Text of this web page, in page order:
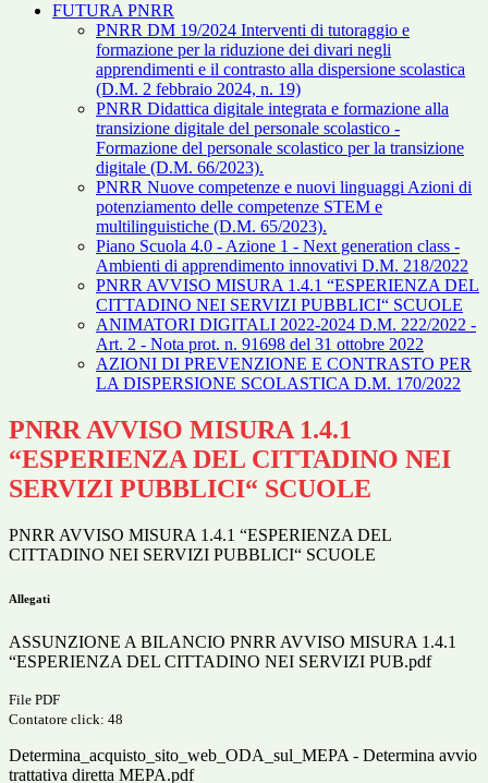
FUTURA PNRR
PNRR DM 19/2024 Interventi di tutoraggio e
formazione per la riduzione dei divari negli
apprendimenti e il contrasto alla dispersione scolastica
(D.M. 2 febbraio 2024, n. 19)
PNRR Didattica digitale integrata e formazione alla
transizione digitale del personale scolastico -
Formazione del personale scolastico per la transizione
digitale (D.M. 66/2023).
PNRR Nuove competenze e nuovi linguaggi Azioni di
potenziamento delle competenze STEM e
multilinguistiche (D.M. 65/2023).
Piano Scuola 4.0 - Azione 1 - Next generation class -
Ambienti di apprendimento innovativi D.M. 218/2022
PNRR AVVISO MISURA 1.4.1 “ESPERIENZA DEL
CITTADINO NEI SERVIZI PUBBLICI“ SCUOLE
ANIMATORI DIGITALI 2022-2024 D.M. 222/2022 -
Art. 2 - Nota prot. n. 91698 del 31 ottobre 2022
AZIONI DI PREVENZIONE E CONTRASTO PER
LA DISPERSIONE SCOLASTICA D.M. 170/2022
PNRR AVVISO MISURA 1.4.1
“ESPERIENZA DEL CITTADINO NEI
SERVIZI PUBBLICI“ SCUOLE
PNRR AVVISO MISURA 1.4.1 “ESPERIENZA DEL
CITTADINO NEI SERVIZI PUBBLICI“ SCUOLE
Allegati
ASSUNZIONE A BILANCIO PNRR AVVISO MISURA 1.4.1
“ESPERIENZA DEL CITTADINO NEI SERVIZI PUB.pdf
File PDF
Contatore click: 48
Determina_acquisto_sito_web_ODA_sul_MEPA - Determina avvio
trattativa diretta MEPA.pdf